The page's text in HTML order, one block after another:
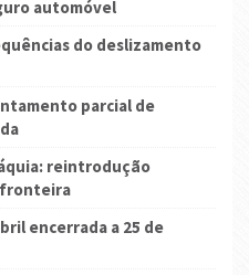
automóvel
do deslizamento
parcial de
reintrodução
fronteira
encerrada a 25 de